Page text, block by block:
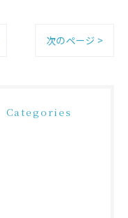
次のページ >
Categories